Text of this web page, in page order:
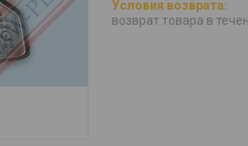
возврат товара в